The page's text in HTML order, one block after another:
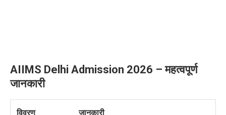
AIIMS Delhi Admission 2026 – महत्वपूर्ण
जानकारी
विवरण जानकारी